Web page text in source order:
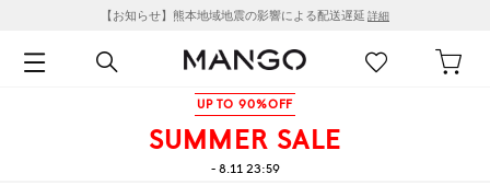
【お知らせ】熊本地域地震の影響による配送遅延 詳細
UP TO 90%OFF
SUMMER SALE
- 8.11 23:59